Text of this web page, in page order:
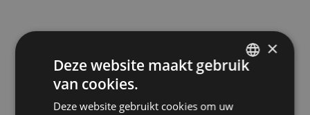
×
Deze website maakt gebruik
van cookies.
Deze website gebruikt cookies om uw